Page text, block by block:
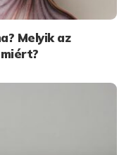
Melyik az